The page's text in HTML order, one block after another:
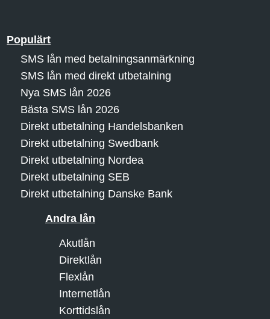
Populärt
SMS lån med betalningsanmärkning
SMS lån med direkt utbetalning
Nya SMS lån 2026
Bästa SMS lån 2026
Direkt utbetalning Handelsbanken
Direkt utbetalning Swedbank
Direkt utbetalning Nordea
Direkt utbetalning SEB
Direkt utbetalning Danske Bank
Andra lån
Akutlån
Direktlån
Flexlån
Internetlån
Korttidslån